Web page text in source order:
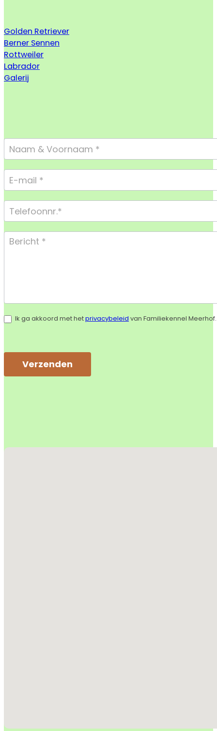
Golden Retriever
Berner Sennen
Rottweiler
Labrador
Galerij
Footer
Form
Compact
Ik ga akkoord met hetprivacybeleid van Familiekennel Meerhof.
Verzenden
Geen locaties gevonden